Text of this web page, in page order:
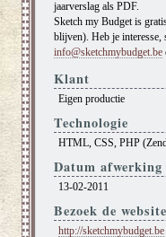
jaarverslag als PDF.
Sketch my Budget is
blijven). Heb je interesse,
info@sketchmybudget.be
Klant
Eigen productie
Technologie
HTML, CSS, PHP
Datum afwerking
13-02-2011
Bezoek de website
http://sketchmybudget.be